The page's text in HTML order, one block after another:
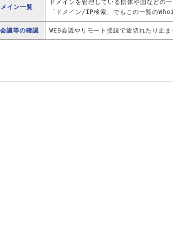
メイン一覧
ドメインを管理している団体や国などの
「ドメイン/IP検索」でもこの一覧の
会議等の確認 WEB会議やリモート接続で途切れたり止